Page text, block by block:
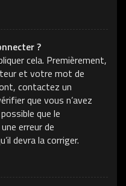
?
cela. Premièrement,
et votre mot de
contactez un
que vous n’avez
que le
erreur de
devra la corriger.